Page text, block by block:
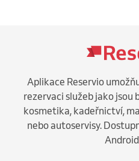
Aplikace Reservio
rezervaci služeb jako jsou
kosmetika, kadeřnictví,
nebo autoservisy.